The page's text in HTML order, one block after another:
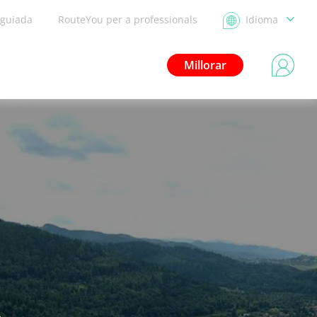
RouteYou per a professionals Idioma
Millorar